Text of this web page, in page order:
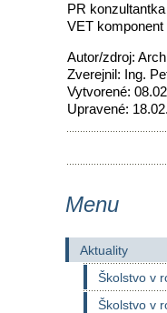
PR
VET komponent
Autor/zdroj:
Zverejnil: Ing.
Vytvorené:
Upravené:
Menu
Aktuality
Školstvo v
Školstvo v